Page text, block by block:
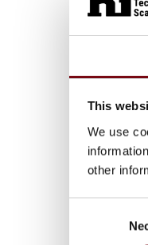
This
We use
other